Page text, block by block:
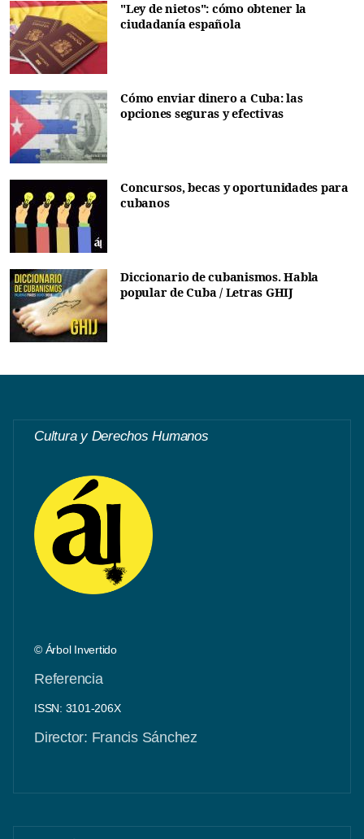
"Ley de nietos": cómo obtener la
ciudadanía española
Cómo enviar dinero a Cuba: las
opciones seguras y efectivas
Concursos, becas y oportunidades para
cubanos
Diccionario de cubanismos. Habla
popular de Cuba / Letras GHIJ
Cultura y Derechos Humanos
© Árbol Invertido
Referencia
ISSN: 3101-206X
Director: Francis Sánchez